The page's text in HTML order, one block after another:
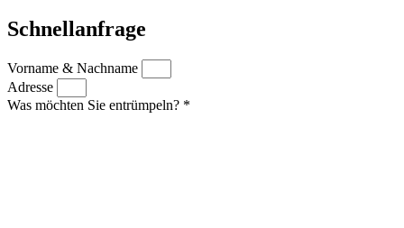
Schnellanfrage
Vorname & Nachname
Adresse
Was möchten Sie entrümpeln? *